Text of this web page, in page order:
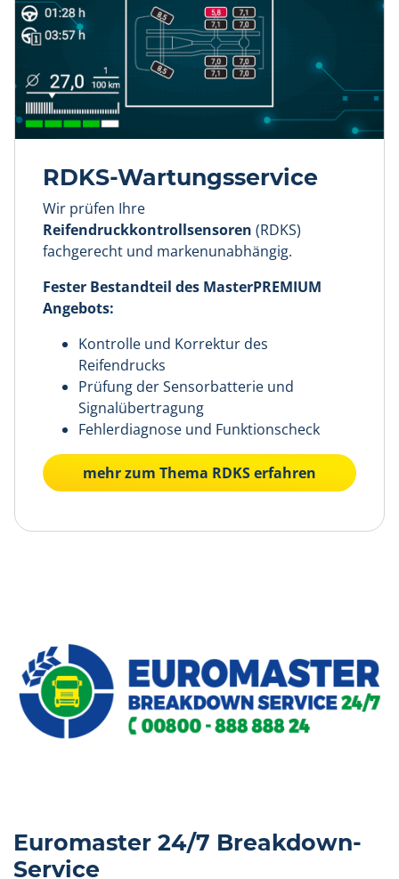
RDKS-Wartungsservice
Wir prüfen Ihre
Reifendruckkontrollsensoren (RDKS)
fachgerecht und markenunabhängig.
Fester Bestandteil des MasterPREMIUM
Angebots:
Kontrolle und Korrektur des
Reifendrucks
Prüfung der Sensorbatterie und
Signalübertragung
Fehlerdiagnose und Funktionscheck
mehr zum Thema RDKS erfahren
Euromaster 24/7 Breakdown-
Service